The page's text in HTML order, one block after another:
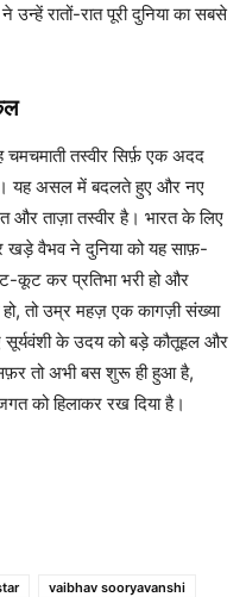
रातों-रात पूरी दुनिया का सबसे
तस्वीर सिर्फ़ एक अदद
है। यह असल में बदलते हुए और नए
और ताज़ा तस्वीर है। भारत के लिए
खड़े वैभव ने दुनिया को यह साफ़-
कूट कर प्रतिभा भरी हो और
तो उम्र महज़ एक कागज़ी संख्या
सूर्यवंशी के उदय को बड़े कौतूहल और
तो अभी बस शुरू ही हुआ है,
को हिलाकर रख दिया है।
vaibhav sooryavanshi